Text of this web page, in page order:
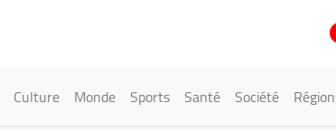
Culture Monde Sports Santé Société